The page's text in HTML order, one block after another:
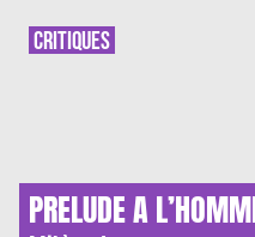
PRELUDE A
CRITIQUES